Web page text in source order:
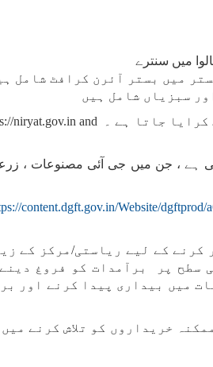
میں بستر آئرن کرافٹ شامل
سبزیاں شامل ہیں
جاتا ہے ۔
niryat.gov.in and
ہے ، جن میں جی آئی مصنوعات ،
content.dgft.gov.in/Website/
کے لیے ریاستی/مرکز کے
سطح پر برآمدات کو فروغ
میں بیداری پیدا کرنے اور
خریداروں کو تلاش کرنے